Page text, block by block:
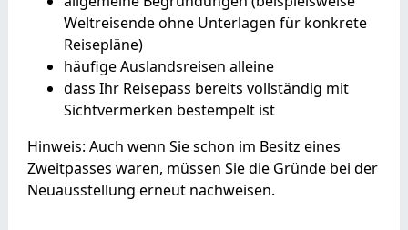
Weltreisende ohne Unterlagen für konkrete
Reisepläne)
häufige Auslandsreisen alleine
dass Ihr Reisepass bereits vollständig mit
Sichtvermerken bestempelt ist
Hinweis: Auch wenn Sie schon im Besitz eines
Zweitpasses waren, müssen Sie die Gründe bei der
Neuausstellung erneut nachweisen.